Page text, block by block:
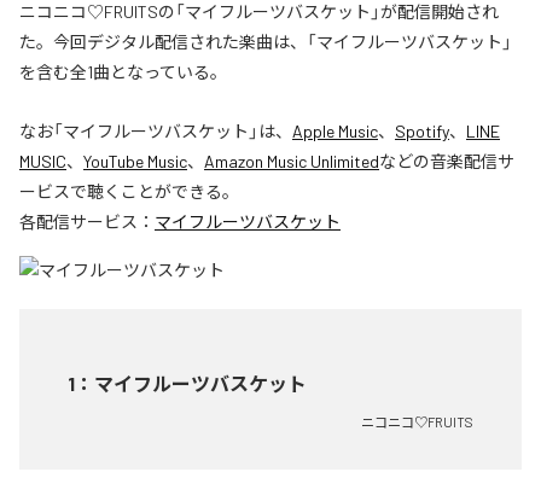
ニコニコ♡FRUITSの「マイフルーツバスケット」が配信開始され
た。今回デジタル配信された楽曲は、「マイフルーツバスケット」
を含む全1曲となっている。
なお「マイフルーツバスケット 」は、 Apple Music、 Spotify、 LINE
MUSIC、 YouTube Music、 Amazon Music Unlimitedなどの音楽配信サ
ービスで聴くことができる。
各配信サービス： マイフルーツバスケット
1 ： マイフルーツバスケット
ニコニコ♡FRUITS